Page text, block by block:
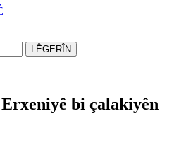
LÊGERÎN
bi çalakiyên